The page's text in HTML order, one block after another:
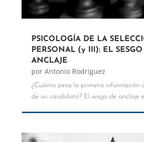
PSICOLOGÍA DE LA
PERSONAL (y III): EL SESGO
ANCLAJE
por Antonio Rodríguez
¿Cuánto pesa la primera información
de un candidato? El sesgo de anclaje